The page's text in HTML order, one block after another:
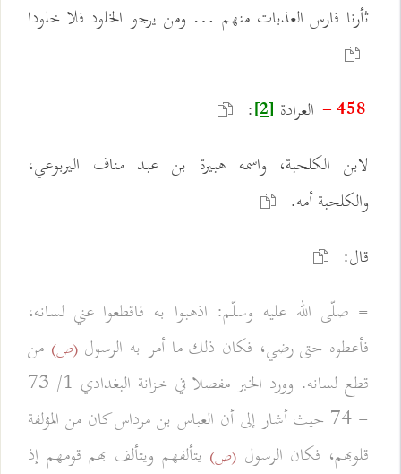
ثأرنا فارس العذبات منهم … ومن يرجو الخلود فلا خلودا
458 - العرادة [2]
:
لابن الكلحبة، واسمه هبيرة بن عبد مناف اليربوعي،
والكلحبة أمه.
قال:
= صلّى الله عليه وسلّم: اذهبوا به فاقطعوا عني لسانه،
فأعطوه حتى رضي، فكان ذلك ما أمر به الرسول(ص) من
قطع لسانه. وورد الخبر مفصلا في خزانة البغدادي 1/ 73
- 74 حيث أشار إلى أن العباس بن مرداس كان من المؤلفة
قلوبهم، فكان الرسول (ص) يتألفهم ويتألف بهم قومهم إذ